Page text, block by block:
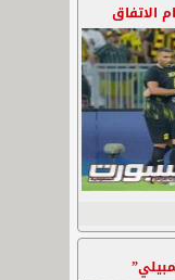
الاتفاق